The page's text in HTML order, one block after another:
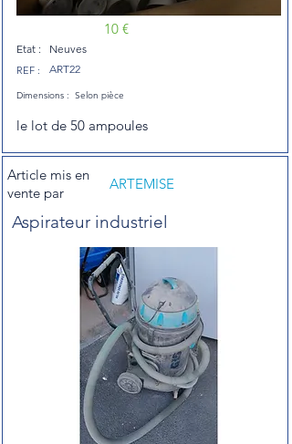
10 €
Etat : Neuves
REF : ART22
Dimensions : Selon pièce
le lot de 50 ampoules
Article mis en
vente par
ARTEMISE
Aspirateur industriel